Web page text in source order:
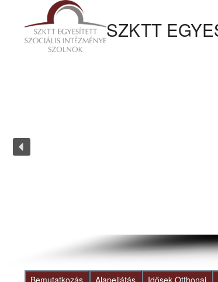
Kezdőlapra
SZKTT
Bemutatkozás Alapellátás Idősek Otthonai